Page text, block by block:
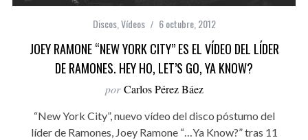
Discos, Vídeos 6 octubre, 2012
JOEY RAMONE “NEW YORK CITY” ES EL VÍDEO DEL LÍDER
DE RAMONES. HEY HO, LET’S GO, YA KNOW?
por Carlos Pérez Báez
“New York City”, nuevo vídeo del disco póstumo del
líder de Ramones, Joey Ramone “…Ya Know?” tras 11